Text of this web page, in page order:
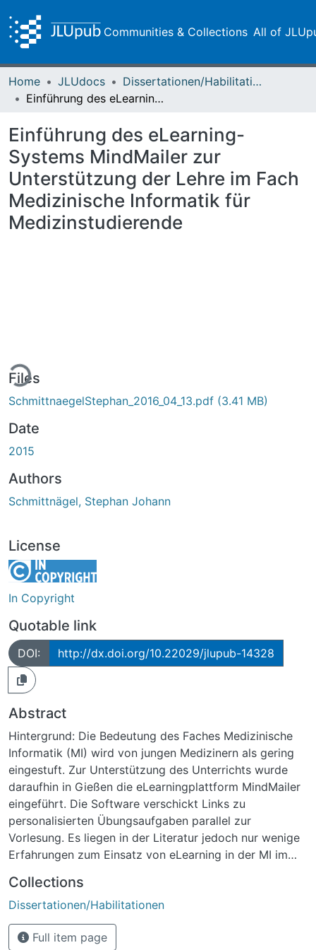
Communities & Collections All of
Home JLUdocs
Dissertationen/Habilitationen
Einführung des eLearning-Systems MindMailer zur Unterstützung der Lehre im Fach Medizinische Informatik für Medizinstudierende
Einführung des eLearning-
Systems MindMailer zur
Unterstützung der Lehre im Fach
Medizinische Informatik für
Medizinstudierende
Files
SchmittnaegelStephan_2016_04_13.pdf (3.41 MB)
Date
2015
Authors
Schmittnägel, Stephan Johann
License
In Copyright
Quotable link
DOI: http://dx.doi.org/10.22029/jlupub-14328
Abstract
Hintergrund: Die Bedeutung des Faches Medizinische
Informatik (MI) wird von jungen Medizinern als gering
eingestuft. Zur Unterstützung des Unterrichts wurde
daraufhin in Gießen die eLearningplattform MindMailer
eingeführt. Die Software verschickt Links zu
personalisierten Übungsaufgaben parallel zur
Vorlesung. Es liegen in der Literatur jedoch nur wenige
Erfahrungen zum Einsatz von eLearning in der MI im
Arbeit ist zu untersuchen, wie die Lehre in der MI durch
ein eLearning-System unterstützt werden kann. Dies
soll anhand der Einführung der eLearningplattform
MindMailer, deren Evaluation, Weiterentwicklung und
Collections
Dissertationen/Habilitationen
Full item page